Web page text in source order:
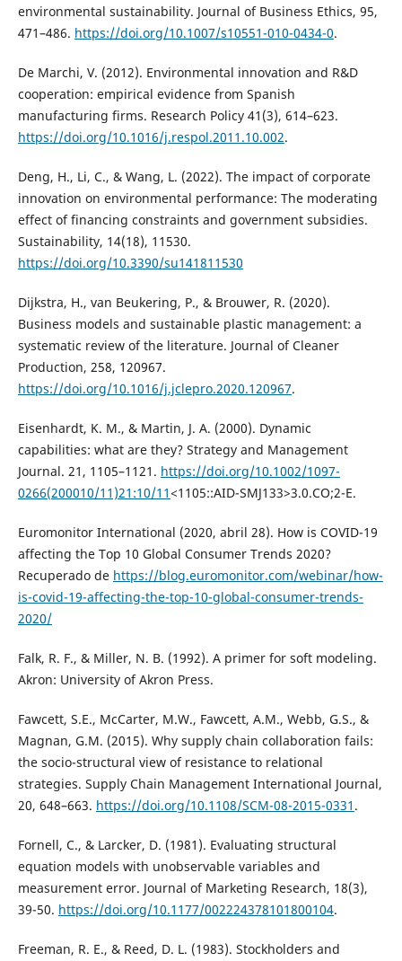
environmental sustainability. Journal of Business Ethics, 95,
471–486. https://doi.org/10.1007/s10551-010-0434-0.
De Marchi, V. (2012). Environmental innovation and R&D
cooperation: empirical evidence from Spanish
manufacturing firms. Research Policy 41(3), 614–623.
https://doi.org/10.1016/j.respol.2011.10.002.
Deng, H., Li, C., & Wang, L. (2022). The impact of corporate
innovation on environmental performance: The moderating
effect of financing constraints and government subsidies.
Sustainability, 14(18), 11530.
https://doi.org/10.3390/su141811530
Dijkstra, H., van Beukering, P., & Brouwer, R. (2020).
Business models and sustainable plastic management: a
systematic review of the literature. Journal of Cleaner
Production, 258, 120967.
https://doi.org/10.1016/j.jclepro.2020.120967.
Eisenhardt, K. M., & Martin, J. A. (2000). Dynamic
capabilities: what are they? Strategy and Management
Journal. 21, 1105–1121. https://doi.org/10.1002/1097-
0266(200010/11)21:10/11<1105::AID-SMJ133>3.0.CO;2-E.
Euromonitor International (2020, abril 28). How is COVID-19
affecting the Top 10 Global Consumer Trends 2020?
Recuperado de https://blog.euromonitor.com/webinar/how-
is-covid-19-affecting-the-top-10-global-consumer-trends-
2020/
Falk, R. F., & Miller, N. B. (1992). A primer for soft modeling.
Akron: University of Akron Press.
Fawcett, S.E., McCarter, M.W., Fawcett, A.M., Webb, G.S., &
Magnan, G.M. (2015). Why supply chain collaboration fails:
the socio-structural view of resistance to relational
strategies. Supply Chain Management International Journal,
20, 648–663. https://doi.org/10.1108/SCM-08-2015-0331 .
Fornell, C., & Larcker, D. (1981). Evaluating structural
equation models with unobservable variables and
measurement error. Journal of Marketing Research, 18(3),
39-50. https://doi.org/10.1177/002224378101800104.
Freeman, R. E., & Reed, D. L. (1983). Stockholders and